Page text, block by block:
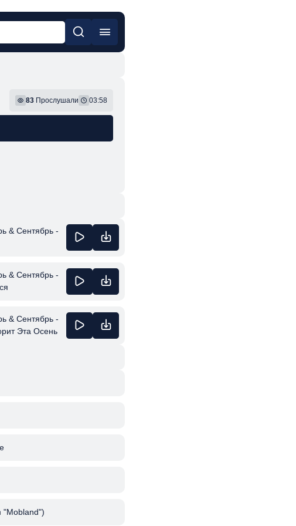
83 Прослушали 03:58
& Сентябрь -
& Сентябрь -
& Сентябрь -
Эта Осень
"Mobland")